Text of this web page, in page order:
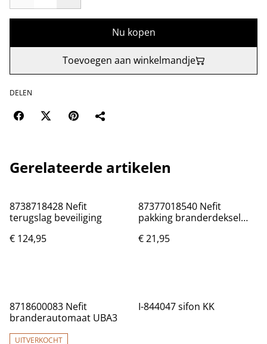
Nu kopen
Toevoegen aan winkelmandje
DELEN
Gerelateerde artikelen
8738718428 Nefit
terugslag beveiliging
€ 124,95
87377018540 Nefit
pakking branderdeksel
€ 21,95
8718600083 Nefit
branderautomaat UBA3
UITVERKOCHT
I-844047 sifon KK